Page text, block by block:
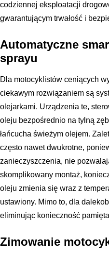
codziennej eksploatacji
gwarantującym trwałość i
Automatyczne
sprayu
Dla motocyklistów ceniących
ciekawym rozwiązaniem są
olejarkami. Urządzenia te,
oleju bezpośrednio na tylną
łańcucha świeżym olejem.
często nawet dwukrotne,
zanieczyszczenia, nie
skomplikowany montaż,
oleju zmienia się wraz z
ustawiony. Mimo to, dla
eliminując konieczność
Zimowanie